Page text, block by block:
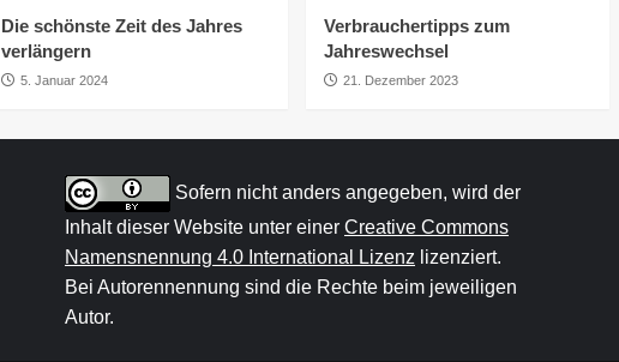
Die schönste Zeit des Jahres
verlängern
5. Januar 2024
Verbrauchertipps zum
Jahreswechsel
21. Dezember 2023
Sofern nicht anders angegeben, wird der
Inhalt dieser Website unter einer Creative Commons
Namensnennung 4.0 International Lizenz lizenziert.
Bei Autorennennung sind die Rechte beim jeweiligen
Autor.